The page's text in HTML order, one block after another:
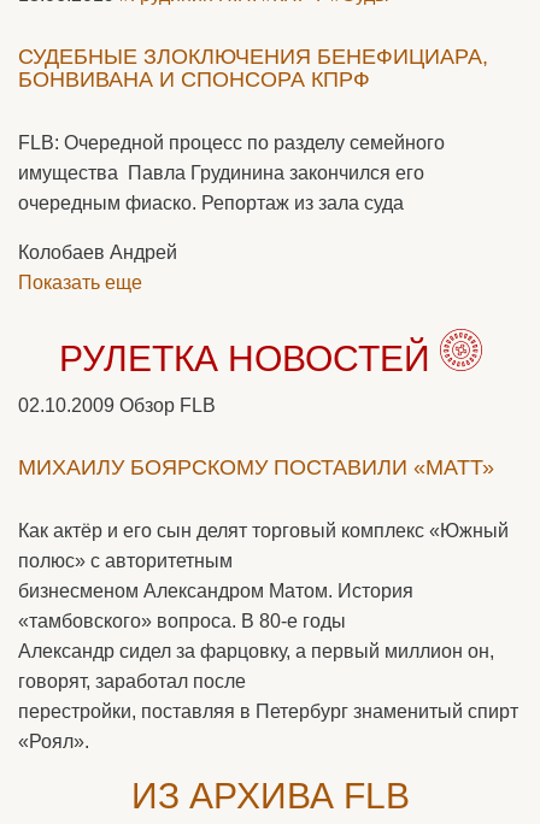
СУДЕБНЫЕ ЗЛОКЛЮЧЕНИЯ БЕНЕФИЦИАРА,
БОНВИВАНА И СПОНСОРА КПРФ
FLB: Очередной процесс по разделу семейного
имущества Павла Грудинина закончился его
очередным фиаско. Репортаж из зала суда
Колобаев Андрей
Показать еще
РУЛЕТКА НОВОСТЕЙ
02.10.2009 Обзор FLB
МИХАИЛУ БОЯРСКОМУ ПОСТАВИЛИ «МАТТ»
Как актёр и его сын делят торговый комплекс «Южный
полюс» с авторитетным
бизнесменом Александром Матом. История
«тамбовского» вопроса. В 80-е годы
Александр сидел за фарцовку, а первый миллион он,
говорят, заработал после
перестройки, поставляя в Петербург знаменитый спирт
«Роял».
ИЗ АРХИВА FLB